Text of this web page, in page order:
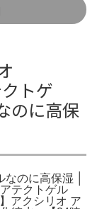
トゲ
のに高保
のに高保湿 │
テクトゲル
アクシリオ ア